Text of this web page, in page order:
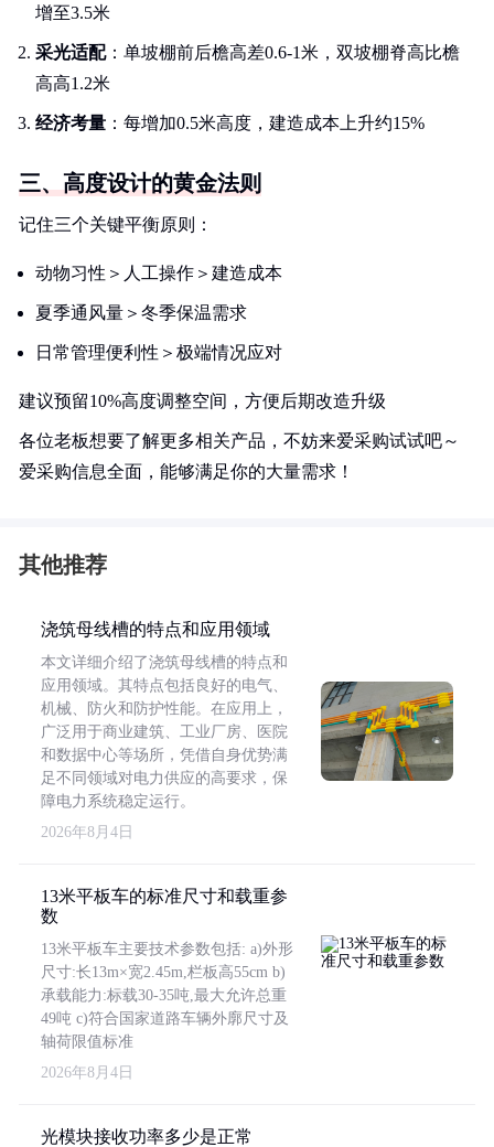
增至3.5米
采光适配：单坡棚前后檐高差0.6-1米，双坡棚脊高比檐
高高1.2米
经济考量 ：每增加0.5米高度，建造成本上升约15%
三、高度设计的黄金法则
记住三个关键平衡原则：
动物习性＞人工操作＞建造成本
夏季通风量＞冬季保温需求
日常管理便利性＞极端情况应对
建议预留10%高度调整空间，方便后期改造升级
各位老板想要了解更多相关产品，不妨来爱采购试试吧～
爱采购信息全面，能够满足你的大量需求！
其他推荐
浇筑母线槽的特点和应用领域
本文详细介绍了浇筑母线槽的特点和
应用领域。其特点包括良好的电气、
机械、防火和防护性能。在应用上，
广泛用于商业建筑、工业厂房、医院
和数据中心等场所，凭借自身优势满
足不同领域对电力供应的高要求，保
障电力系统稳定运行。
2026年8月4日
13米平板车的标准尺寸和载重参
数
13米平板车主要技术参数包括: a)外形
尺寸:长13m×宽2.45m,栏板高55cm b)
承载能力:标载30-35吨,最大允许总重
49吨 c)符合国家道路车辆外廓尺寸及
轴荷限值标准
2026年8月4日
光模块接收功率多少是正常